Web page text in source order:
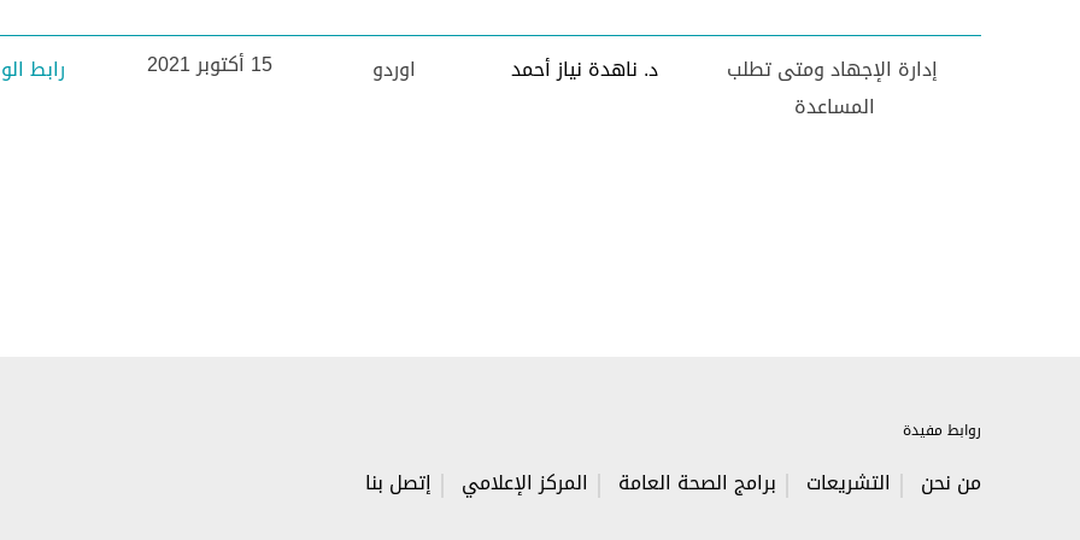
إدارة الإجهاد ومتى تطلب
المساعدة
د. ناهدة نياز أحمد اوردو 15 أكتوبر2021 رابط
روابط مفيدة
من نحن التشريعات برامج الصحة العامة المركز الإعلامي إتصل بنا